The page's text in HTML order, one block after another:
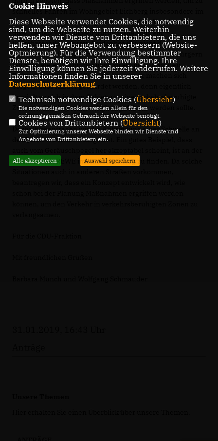
schnelles Fahren im Wohngebiet Eichberg insbesondere im
Eugen-Gerstenmaier-Weg zu unterbinden. Von den
diskutierten Vorschlägen wurde bisher nur ein
Verkehrsschild versetzt. Leider hat das nicht den
gewünschten Erfolg gebracht. Nach Aussagen von Bürgern
fahren viele Autos immer noch zu schnell durch den
EugenGerstenmeier-Weg. Die Anwohner machen sich
Sorgen, dass Kinder gefährdet werden, denn eigentlich
handelt es sich in dem Gebiet um eine verkehrsberuhigte
Zone, wo Schrittgeschwindigkeit gefahren werden sollte.
Deshalb beantragen wir die Anbringung einer Schwelle an
der Einfahrt in das Wohngebiet. Ein gutes Beispiel, dass
Einfahrt zum REWE im Haslacher Weg zu finden. Da solche
Cookie Hinweis
Diese Webseite verwendet Cookies, die notwendig
sind, um die Webseite zu nutzen. Weiterhin
verwenden wir Dienste von Drittanbietern, die uns
helfen, unser Webangebot zu verbessern (Website-
Optmierung). Für die Verwendung bestimmter
Dienste, benötigen wir Ihre Einwilligung. Ihre
Einwilligung können Sie jederzeit widerrufen. Weitere
Informationen finden Sie in unserer
Datenschutzerklärung.
Technisch notwendige Cookies (Übersicht)
Die notwendigen Cookies werden allein für den
ordnungsgemäßen Gebrauch der Webseite benötigt.
Cookies von Drittanbietern (Übersicht)
Zur Optimierung unserer Webseite binden wir Dienste und
Angebote von Drittanbietern ein.
Alle akzeptieren Auswahl speichern